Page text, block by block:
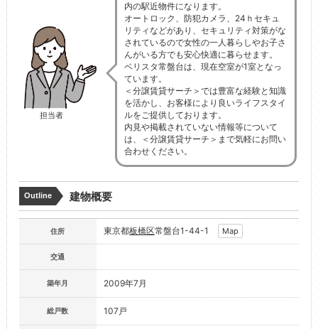
担当者
内の駅近物件になります。
オートロック、防犯カメラ、24ｈセキュ
リティなどがあり、セキュリティ対策がな
されているので女性の一人暮らしやお子さ
んがいる方でも安心快適に暮らせます。
ベリスタ常盤台は、現在空室が1室となっ
ています。
＜分譲賃貸サーチ＞では豊富な経験と知識
を活かし、お客様により良いライフスタイ
ルをご提供しております。
内見や掲載されていない情報等について
は、＜分譲賃貸サーチ＞まで気軽にお問い
合わせください。
Outline 建物概要
住所 東京都板橋区常盤台1-44-1 Map
交通
築年月 2009年7月
総戸数 107戸